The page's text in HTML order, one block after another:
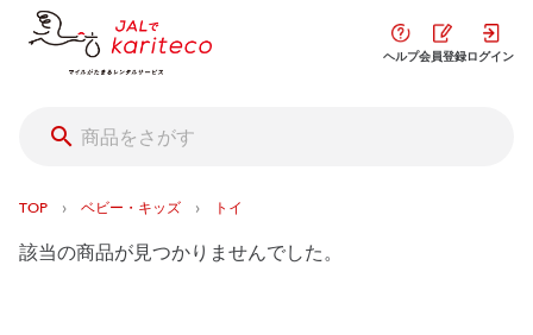
ヘルプ会員登録ログイン
TOP › ベビー・キッズ › トイ
該当の商品が見つかりませんでした。